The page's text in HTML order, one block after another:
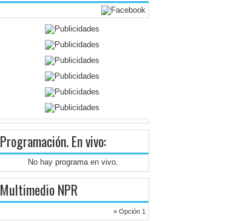
Programación. En vivo:
No hay programa en vivo.
Multimedio NPR
» Opción 1